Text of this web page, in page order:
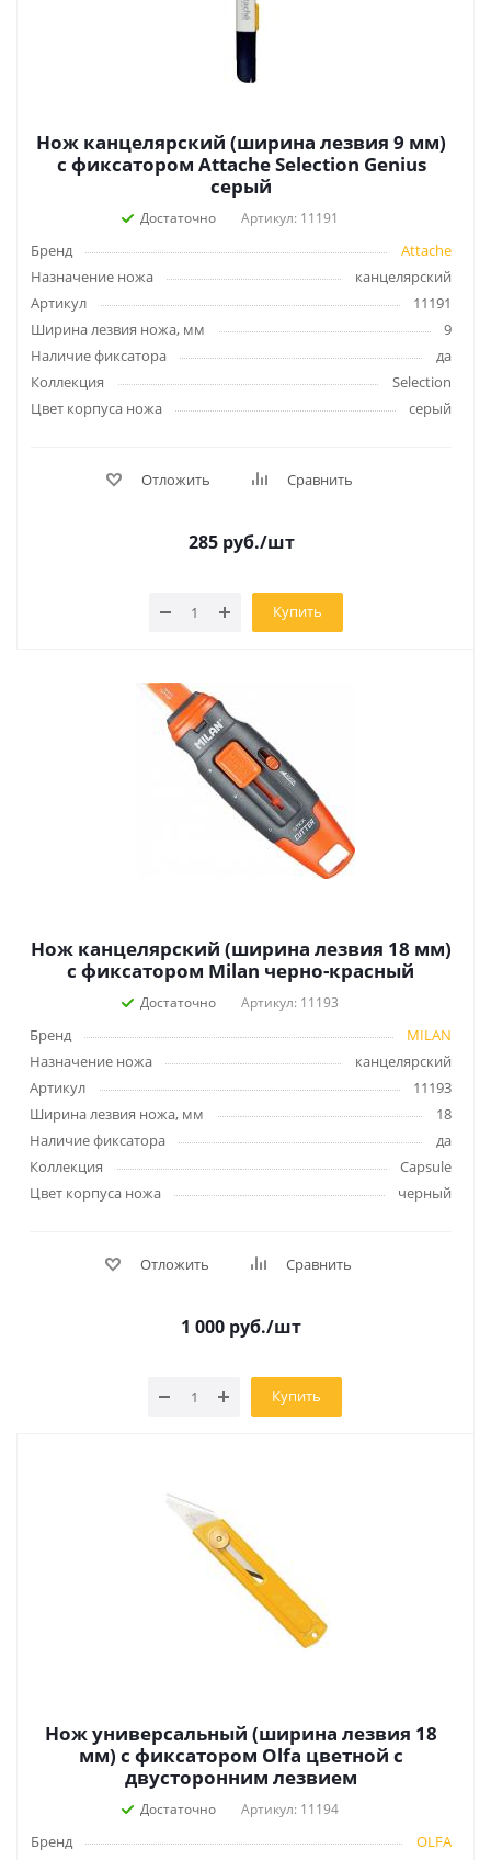
Нож канцелярский (ширина лезвия 9 мм)
с фиксатором Attache Selection Genius
серый
Достаточно Артикул: 11191
Бренд
Attache
Назначение ножа
канцелярский
Артикул
11191
Ширина лезвия ножа, мм
9
Наличие фиксатора
да
Коллекция
Selection
Цвет корпуса ножа
серый
Отложить Сравнить
285 руб./шт
Купить
Нож канцелярский (ширина лезвия 18 мм)
с фиксатором Milan черно-красный
Достаточно Артикул: 11193
Бренд
MILAN
Назначение ножа
канцелярский
Артикул
11193
Ширина лезвия ножа, мм
18
Наличие фиксатора
да
Коллекция
Capsule
Цвет корпуса ножа
черный
Отложить Сравнить
1 000 руб./шт
Купить
Нож универсальный (ширина лезвия 18
мм) с фиксатором Olfa цветной с
двусторонним лезвием
Достаточно Артикул: 11194
Бренд
OLFA